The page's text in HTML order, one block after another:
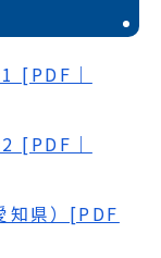
[PDF｜
[PDF｜
知県） [PDF